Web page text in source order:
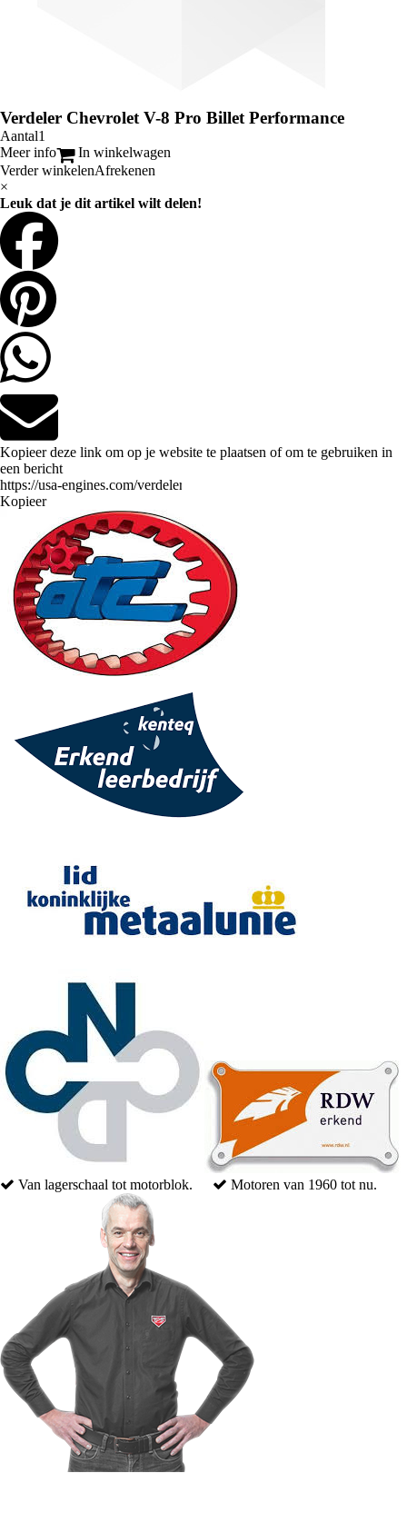
Verdeler Chevrolet V-8 Pro Billet Performance
Aantal
Meer info
In winkelwagen
Verder winkelenAfrekenen
×
Leuk dat je dit artikel wilt delen!
Kopieer deze link om op je website te plaatsen of om te gebruiken in
een bericht
Kopieer
Van lagerschaal tot motorblok. Motoren van 1960 tot nu.